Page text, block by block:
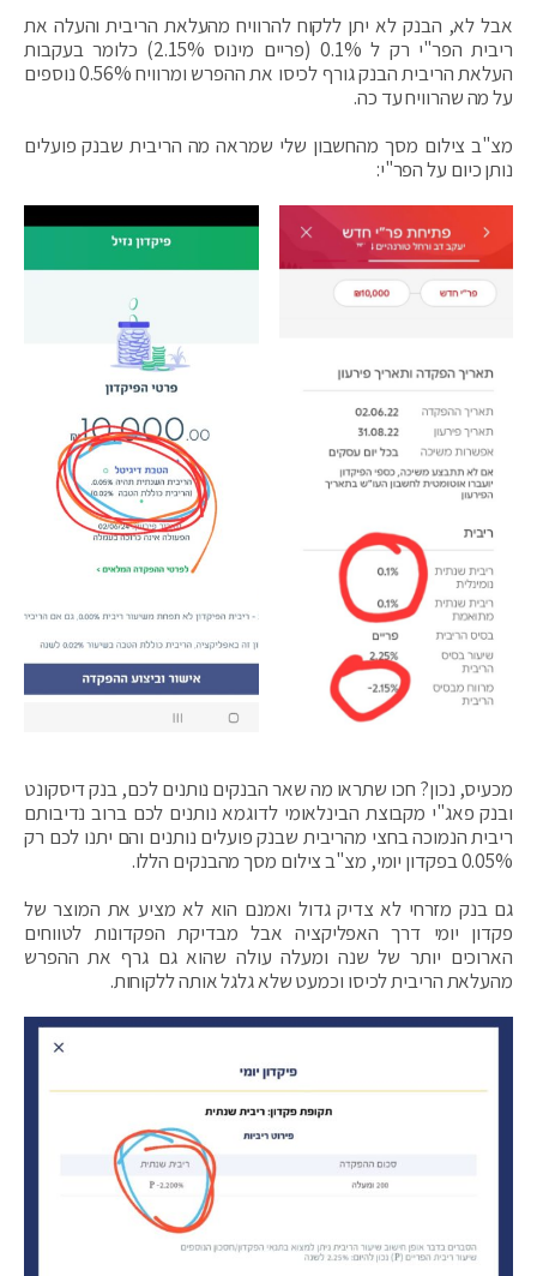
אבל לא, הבנק לא יתן ללקוח להרוויח מהעלאת הריבית והעלה את
ריבית הפר"י רק ל 0.1% (פריים מינוס 2.15%) כלומר בעקבות
העלאת הריבית הבנק גורף לכיסו את ההפרש ומרוויח 0.56% נוספים
על מה שהרוויח עד כה.
מצ"ב צילום מסך מהחשבון שלי שמראה מה הריבית שבנק פועלים
נותן כיום על הפר"י:
מכעיס, נכון? חכו שתראו מה שאר הבנקים נותנים לכם, בנק דיסקונט
ובנק פאג"י מקבוצת הבינלאומי לדוגמא נותנים לכם ברוב נדיבותם
ריבית הנמוכה בחצי מהריבית שבנק פועלים נותנים והם יתנו לכם רק
0.05% בפקדון יומי, מצ"ב צילום מסך מהבנקים הללו.
גם בנק מזרחי לא צדיק גדול ואמנם הוא לא מציע את המוצר של
פקדון יומי דרך האפליקציה אבל מבדיקת הפקדונות לטווחים
הארוכים יותר של שנה ומעלה עולה שהוא גם גרף את ההפרש
מהעלאת הריבית לכיסו וכמעט שלא גלגל אותה ללקוחות.